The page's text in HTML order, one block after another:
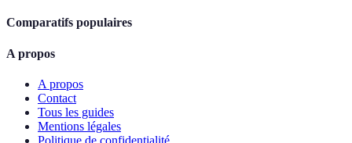
Comparatifs populaires
A propos
A propos
Contact
Tous les guides
Mentions légales
Politique de confidentialité